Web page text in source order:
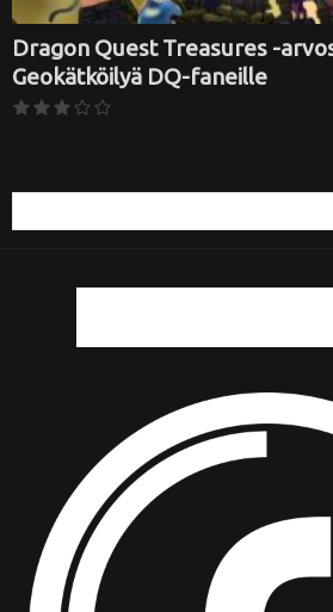
Dragon Quest Treasures -
Geokätköilyä DQ-faneille